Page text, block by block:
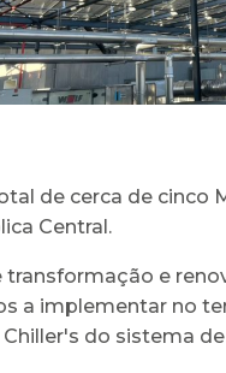
de cerca de cinco
Central.
e
a implementar no
do sistema de